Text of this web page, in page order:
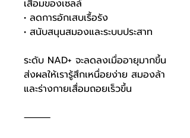
เสื่อมของเซลล์
• ลดการอักเสบเรื้อรัง
• สนับสนุนสมองและระบบประสาท
ระดับ NAD+ จะลดลงเมื่ออายุมากขึ้น
ส่งผลให้เรารู้สึกเหนื่อยง่าย สมองล้า
และร่างกายเสื่อมถอยเร็วขึ้น
⸻